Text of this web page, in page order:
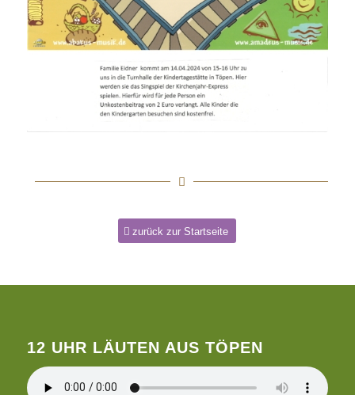
zurück zur Startseite
12 UHR LÄUTEN AUS TÖPEN